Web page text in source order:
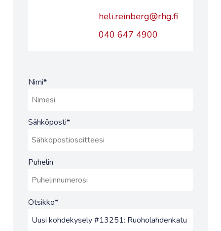
heli.reinberg@rhg.fi
040 647 4900
Nimi*
Sähköposti*
Puhelin
Otsikko*